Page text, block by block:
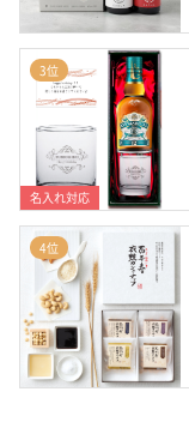
3位
名入れ対応
4位